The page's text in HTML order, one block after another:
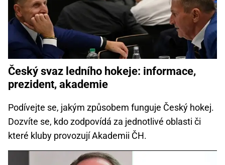
Český svaz ledního hokeje: informace,
prezident, akademie
Podívejte se, jakým způsobem funguje Český hokej.
Dozvíte se, kdo zodpovídá za jednotlivé oblasti či
které kluby provozují Akademii ČH.